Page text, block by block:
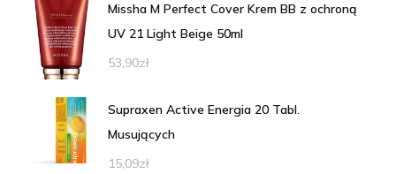
Missha M Perfect Cover Krem BB z ochroną
UV 21 Light Beige 50ml
53,90zł
Supraxen Active Energia 20 Tabl.
Musujących
15,09zł